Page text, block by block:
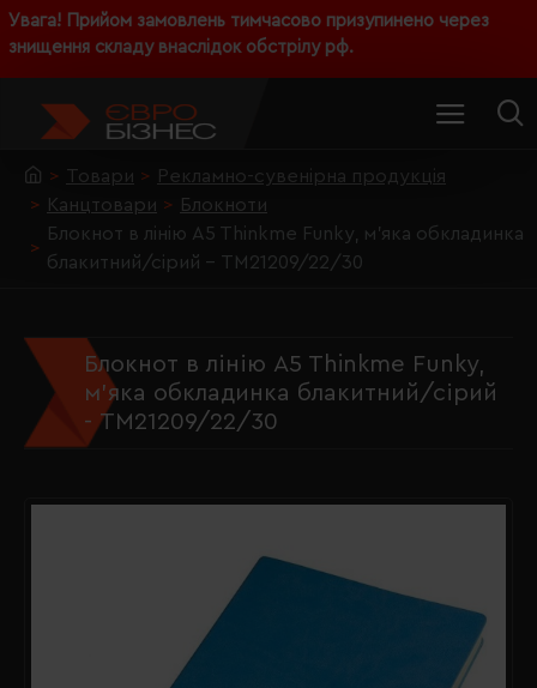
Увага! Прийом замовлень тимчасово призупинено через
знищення складу внаслідок обстрілу рф.
Товари
Рекламно-сувенірна продукція
Канцтовари
Блокноти
Блокнот в лінію A5 Thinkme Funky, м'яка обкладинка
блакитний/сірий - TM21209/22/30
Блокнот в лінію A5 Thinkme Funky,
м'яка обкладинка блакитний/сірий
- TM21209/22/30